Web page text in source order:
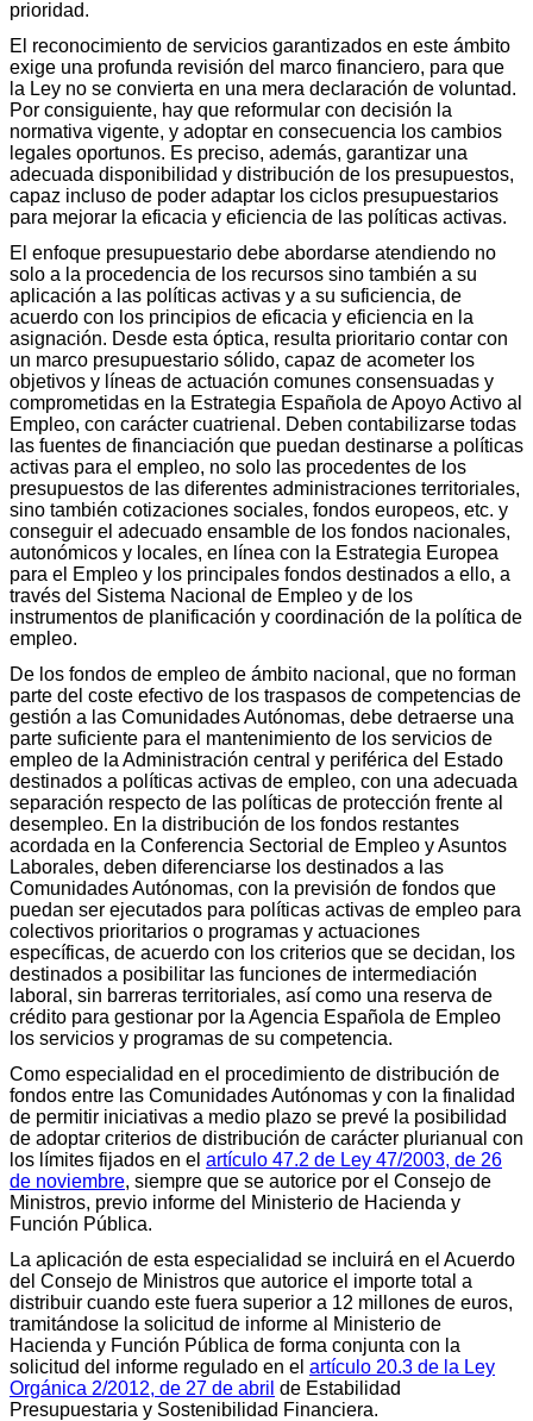
prioridad.
El reconocimiento de servicios garantizados en este ámbito
exige una profunda revisión del marco financiero, para que
la Ley no se convierta en una mera declaración de voluntad.
Por consiguiente, hay que reformular con decisión la
normativa vigente, y adoptar en consecuencia los cambios
legales oportunos. Es preciso, además, garantizar una
adecuada disponibilidad y distribución de los presupuestos,
capaz incluso de poder adaptar los ciclos presupuestarios
para mejorar la eficacia y eficiencia de las políticas activas.
El enfoque presupuestario debe abordarse atendiendo no
solo a la procedencia de los recursos sino también a su
aplicación a las políticas activas y a su suficiencia, de
acuerdo con los principios de eficacia y eficiencia en la
asignación. Desde esta óptica, resulta prioritario contar con
un marco presupuestario sólido, capaz de acometer los
objetivos y líneas de actuación comunes consensuadas y
comprometidas en la Estrategia Española de Apoyo Activo al
Empleo, con carácter cuatrienal. Deben contabilizarse todas
las fuentes de financiación que puedan destinarse a políticas
activas para el empleo, no solo las procedentes de los
presupuestos de las diferentes administraciones territoriales,
sino también cotizaciones sociales, fondos europeos, etc. y
conseguir el adecuado ensamble de los fondos nacionales,
autonómicos y locales, en línea con la Estrategia Europea
para el Empleo y los principales fondos destinados a ello, a
través del Sistema Nacional de Empleo y de los
instrumentos de planificación y coordinación de la política de
empleo.
De los fondos de empleo de ámbito nacional, que no forman
parte del coste efectivo de los traspasos de competencias de
gestión a las Comunidades Autónomas, debe detraerse una
parte suficiente para el mantenimiento de los servicios de
empleo de la Administración central y periférica del Estado
destinados a políticas activas de empleo, con una adecuada
separación respecto de las políticas de protección frente al
desempleo. En la distribución de los fondos restantes
acordada en la Conferencia Sectorial de Empleo y Asuntos
Laborales, deben diferenciarse los destinados a las
Comunidades Autónomas, con la previsión de fondos que
puedan ser ejecutados para políticas activas de empleo para
colectivos prioritarios o programas y actuaciones
específicas, de acuerdo con los criterios que se decidan, los
destinados a posibilitar las funciones de intermediación
laboral, sin barreras territoriales, así como una reserva de
crédito para gestionar por la Agencia Española de Empleo
los servicios y programas de su competencia.
Como especialidad en el procedimiento de distribución de
fondos entre las Comunidades Autónomas y con la finalidad
de permitir iniciativas a medio plazo se prevé la posibilidad
de adoptar criterios de distribución de carácter plurianual con
los límites fijados en el artículo 47.2 de Ley 47/2003, de 26
de noviembre, siempre que se autorice por el Consejo de
Ministros, previo informe del Ministerio de Hacienda y
Función Pública.
La aplicación de esta especialidad se incluirá en el Acuerdo
del Consejo de Ministros que autorice el importe total a
distribuir cuando este fuera superior a 12 millones de euros,
tramitándose la solicitud de informe al Ministerio de
Hacienda y Función Pública de forma conjunta con la
solicitud del informe regulado en el artículo 20.3 de la Ley
Orgánica 2/2012, de 27 de abril de Estabilidad
Presupuestaria y Sostenibilidad Financiera.